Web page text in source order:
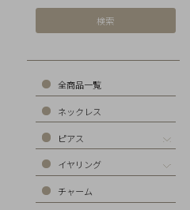
全商品一覧
ネックレス
ピアス
イヤリング
チャーム
Season
Other
up
マ
イ
ペ
ジ